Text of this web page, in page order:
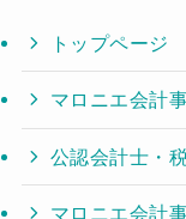
トップページ
マロニエ会計
公認会計士・
マロニエ会計